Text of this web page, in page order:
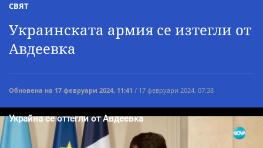
СВЯТ
Украинската армия се изтегли от
Авдеевка
Обновена на 17 февруари 2024, 11:41 / 17 февруари 2024, 07:38